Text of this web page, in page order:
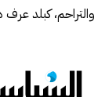
والتراحم، كبلد عرف